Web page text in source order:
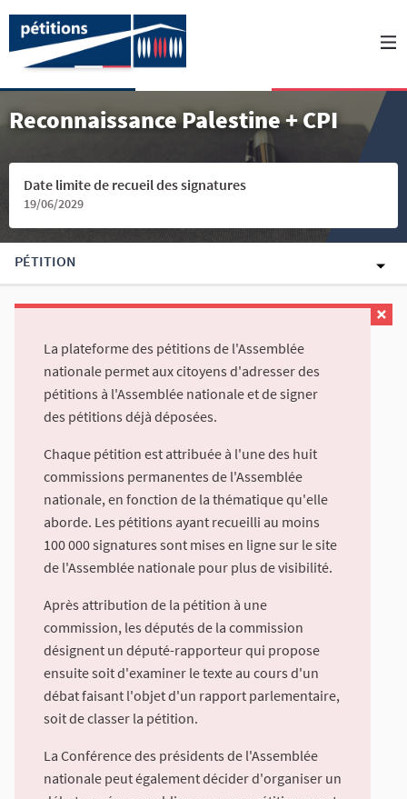
Reconnaissance Palestine + CPI
Date limite de recueil des signatures
19/06/2029
PÉTITION
La plateforme des pétitions de l'Assemblée
nationale permet aux citoyens d'adresser des
pétitions à l'Assemblée nationale et de signer
des pétitions déjà déposées.
Chaque pétition est attribuée à l'une des huit
commissions permanentes de l'Assemblée
nationale, en fonction de la thématique qu'elle
aborde. Les pétitions ayant recueilli au moins
100 000 signatures sont mises en ligne sur le site
de l'Assemblée nationale pour plus de visibilité.
Après attribution de la pétition à une
commission, les députés de la commission
désignent un député-rapporteur qui propose
ensuite soit d'examiner le texte au cours d'un
débat faisant l'objet d'un rapport parlementaire,
soit de classer la pétition.
La Conférence des présidents de l'Assemblée
nationale peut également décider d'organiser un